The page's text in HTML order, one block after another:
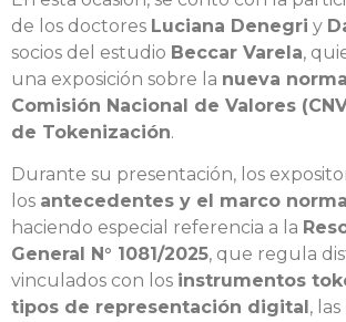
de los doctores Luciana Denegri y
socios del estudio Beccar Varela,
una exposición sobre la nueva
Comisión Nacional de Valores
de Tokenización.
Durante su presentación, los
los antecedentes y el marco
haciendo especial referencia a la
General N° 1081/2025, que regula
vinculados con los instrumentos
tipos de representación digital , las